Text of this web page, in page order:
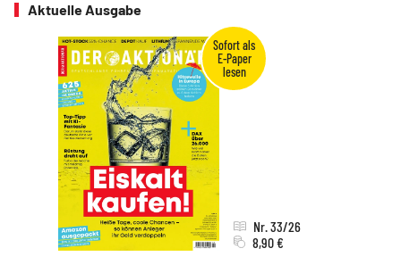
Aktuelle Ausgabe
Nr. 33/26
8,90 €